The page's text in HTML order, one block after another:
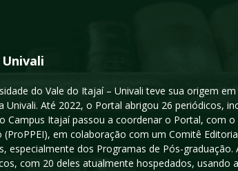
do Vale do Itajaí – Univali teve sua origem
Univali. Até 2022, o Portal abrigou 26 periódicos,
Campus Itajaí passou a coordenar o Portal, com
(ProPPEI), em colaboração com um Comitê
especialmente dos Programas de Pós-
com 20 deles atualmente hospedados, usando